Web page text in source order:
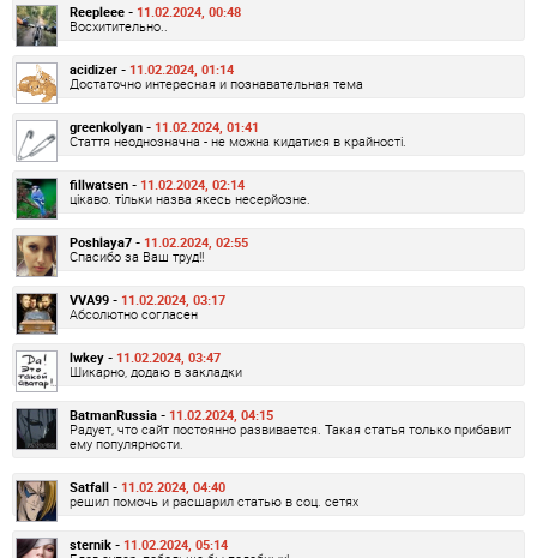
Reepleee - 11.02.2024, 00:48
Восхитительно..
acidizer - 11.02.2024, 01:14
Достаточно интересная и познавательная тема
greenkolyan - 11.02.2024, 01:41
Стаття неоднозначна - не можна кидатися в крайності.
fillwatsen - 11.02.2024, 02:14
цікаво. тільки назва якесь несерйозне.
Poshlaya7 - 11.02.2024, 02:55
Спасибо за Ваш труд!!
VVA99 - 11.02.2024, 03:17
Абсолютно согласен
lwkey - 11.02.2024, 03:47
Шикарно, додаю в закладки
BatmanRussia - 11.02.2024, 04:15
Радует, что сайт постоянно развивается. Такая статья только прибавит
ему популярности.
Satfall - 11.02.2024, 04:40
решил помочь и расшарил статью в соц. сетях
sternik - 11.02.2024, 05:14